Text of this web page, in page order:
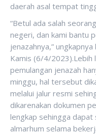
daerah asal tempat
“Betul ada salah
negeri, dan kami bantu
jenazahnya,”
Kamis (6/4/2023).Lebih
pemulangan jenazah
minggu, hal tersebut
melalui jalur resmi
dikarenakan dokumen
lengkap sehingga dapat
almarhum selama